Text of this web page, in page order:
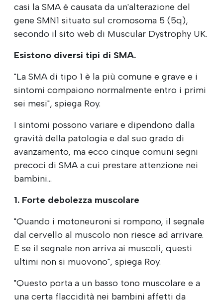
casi la SMA è causata da un'alterazione del
gene SMN1 situato sul cromosoma 5 (5q),
secondo il sito web di Muscular Dystrophy UK.
Esistono diversi tipi di SMA.
"La SMA di tipo 1 è la più comune e grave e i
sintomi compaiono normalmente entro i primi
sei mesi", spiega Roy.
I sintomi possono variare e dipendono dalla
gravità della patologia e dal suo grado di
avanzamento, ma ecco cinque comuni segni
precoci di SMA a cui prestare attenzione nei
bambini...
1. Forte debolezza muscolare
"Quando i motoneuroni si rompono, il segnale
dal cervello al muscolo non riesce ad arrivare.
E se il segnale non arriva ai muscoli, questi
ultimi non si muovono", spiega Roy.
"Questo porta a un basso tono muscolare e a
una certa flaccidità nei bambini affetti da